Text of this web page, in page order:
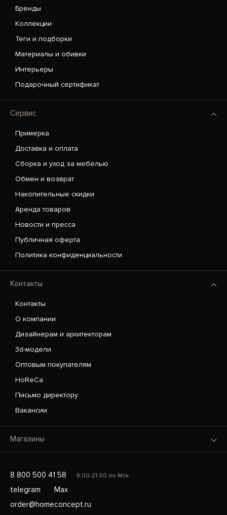
Бренды
Коллекции
Теги и подборки
Материалы и обивки
Интерьеры
Подарочный сертификат
Сервис
Примерка
Доставка и оплата
Сборка и уход за мебелью
Обмен и возврат
Накопительные скидки
Аренда товаров
Новости и пресса
Публичная оферта
Политика конфиденциальности
Контакты
Контакты
О компании
Дизайнерам и архитекторам
3d-модели
Оптовым покупателям
HoReCa
Письмо директору
Вакансии
Магазины
8 800 500 41 58 9:00-21:00 по Мск
telegram
Max
order@homeconcept.ru